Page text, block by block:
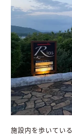
施設内を歩いてい